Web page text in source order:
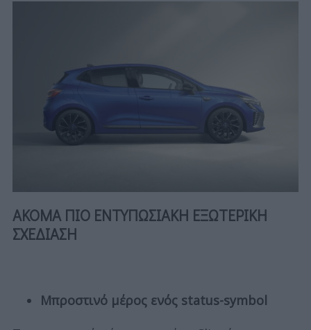
ΑΚΟΜΑ ΠΙΟ ΕΝΤΥΠΩΣΙΑΚΗ ΕΞΩΤΕΡΙΚΗ
ΣΧΕΔΙΑΣΗ
Μπροστινό μέρος ενός status-symbol